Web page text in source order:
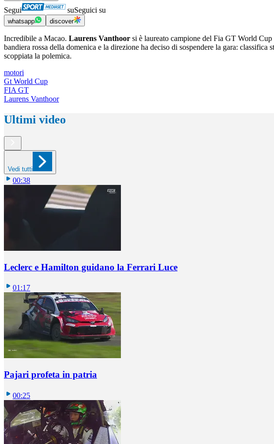
Segui suSeguici su
whatsapp discover
Incredibile a Macao. Laurens Vanthoor si è laureato campione del Fia GT World
bandiera rossa della domenica e la direzione ha deciso di sospendere la gara:
scoppiata la polemica.
motori
Gt World Cup
FIA GT
Laurens Vanthoor
Ultimi video
Vedi tutti
00:38
Leclerc e Hamilton guidano la Ferrari Luce
01:17
Pajari profeta in patria
00:25